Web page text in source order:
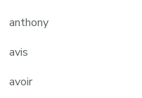
anthony
avis
avoir